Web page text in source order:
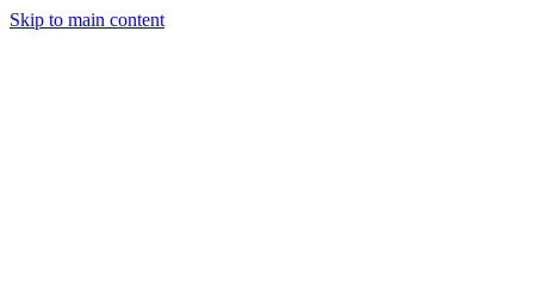
Skip to main content